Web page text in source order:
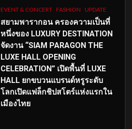
EVENT & CONCERT FASHION UPDATE
สยามพารากอน ครองความเป็นที่
หนึ่งของ LUXURY DESTINATION
จัดงาน “SIAM PARAGON THE
LUXE HALL OPENING
CELEBRATION” เปิดพื้นที่ LUXE
HALL ยกขบวนแบรนด์หรูระดับ
โลกเปิดแฟล็กชิปสโตร์แห่งแรกใน
เมืองไทย